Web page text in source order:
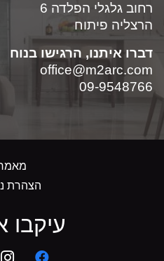
רחוב גלגלי הפלדה 6
הרצליה פיתוח
דברו איתנו, הרגישו בנוח
office@m2arc.com
09-9548766
הצהרת
עיקבו